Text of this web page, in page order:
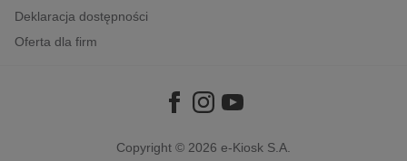
Deklaracja dostępności
Oferta dla firm
Copyright © 2026 e-Kiosk S.A.